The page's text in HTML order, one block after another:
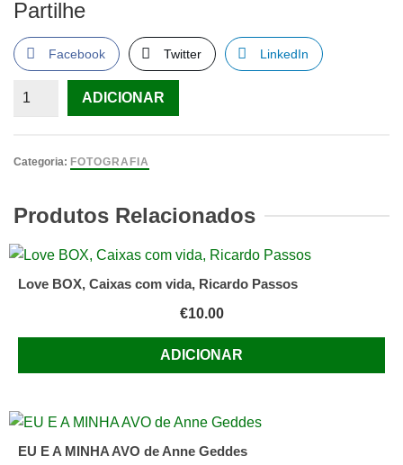
Partilhe
Facebook Twitter LinkedIn
Quantidade
Mês
Lisboa
,
ADICIONAR
Categoria: FOTOGRAFIA
Produtos Relacionados
Love BOX, Caixas com vida, Ricardo Passos
€10.00
ADICIONAR
EU E A MINHA AVO de Anne Geddes